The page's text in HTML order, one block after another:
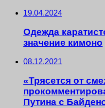
19.04.2024
Одежда
значение кимоно
08.12.2021
«Трясется от
Путина с